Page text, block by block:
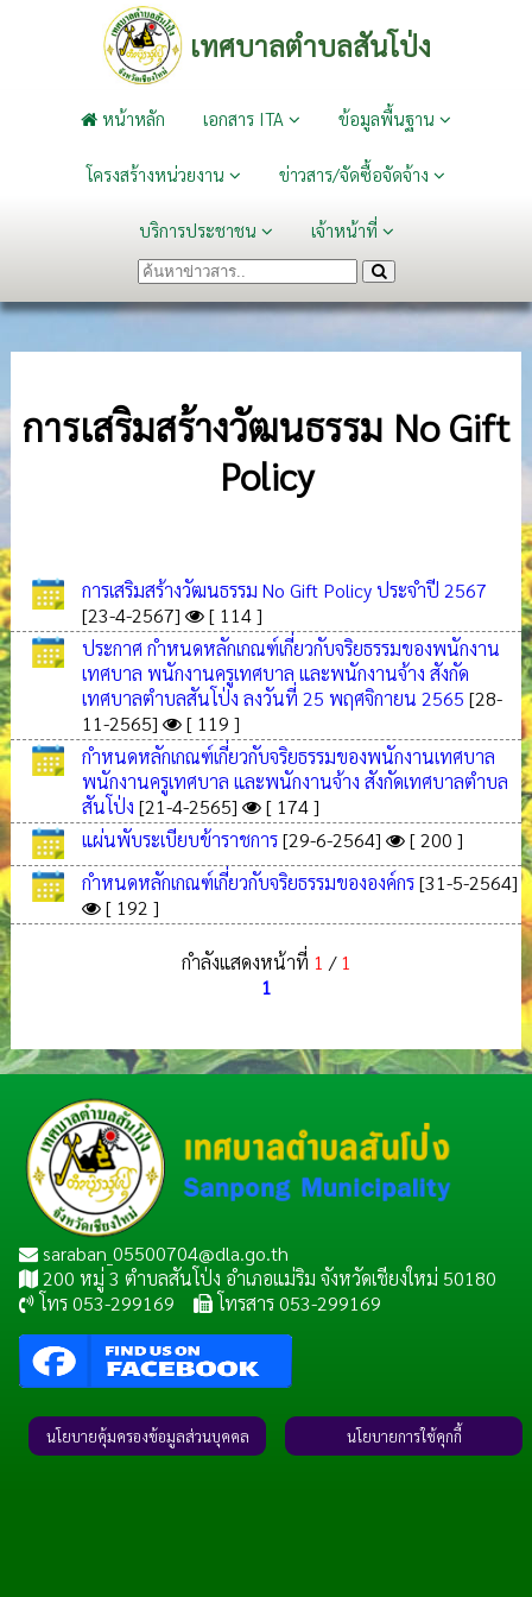
เทศบาลตำบลสันโป่ง
หน้าหลัก เอกสาร ITA ข้อมูลพื้นฐาน
โครงสร้างหน่วยงาน ข่าวสาร/จัดซื้อจัดจ้าง
บริการประชาชน เจ้าหน้าที่
การเสริมสร้างวัฒนธรรม No Gift
Policy
การเสริมสร้างวัฒนธรรม No Gift Policy ประจำปี 2567
[23-4-2567]
[ 114 ]
ประกาศ กำหนดหลักเกณฑ์เกี่ยวกับจริยธรรมของพนักงาน
เทศบาล พนักงานครูเทศบาล และพนักงานจ้าง สังกัด
เทศบาลตำบลสันโป่ง ลงวันที่ 25 พฤศจิกายน 2565 [28-
11-2565]
[ 119 ]
กำหนดหลักเกณฑ์เกี่ยวกับจริยธรรมของพนักงานเทศบาล
พนักงานครูเทศบาล และพนักงานจ้าง สังกัดเทศบาลตำบล
สันโป่ง [21-4-2565]
[ 174 ]
แผ่นพับระเบียบข้าราชการ[29-6-2564]
[ 200 ]
กำหนดหลักเกณฑ์เกี่ยวกับจริยธรรมขององค์กร[31-5-2564]
[ 192 ]
กำลังแสดงหน้าที่ 1 / 1
1
saraban_05500704@dla.go.th
200 หมู่ 3 ตำบลสันโป่ง อำเภอแม่ริม จังหวัดเชียงใหม่ 50180
โทร 053-299169
โทรสาร 053-299169
นโยบายคุ้มครองข้อมูลส่วนบุคคล นโยบายการใช้คุกกี้